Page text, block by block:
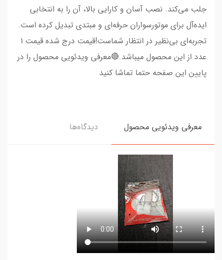
جلب می‌کند. نصب آسان و کارایی بالا، آن را به انتخابی
ایده‌آل برای موتورسواران حرفه‌ای و مبتدی تبدیل کرده است.
تجربه‌ای بی‌نظیر در انتظار شماست!قیمت درج شده قیمت 1
عدد از این محصول میباشد.🔴معرفی ویدئویی محصول را در
پایین این صفحه حتما تماشا کنید
معرفی ویدئویی محصول دیدگاه‌ها